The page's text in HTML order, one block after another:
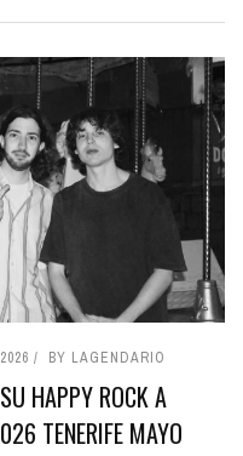
BY LAGENDARIO
HAPPY ROCK A
TENERIFE MAYO